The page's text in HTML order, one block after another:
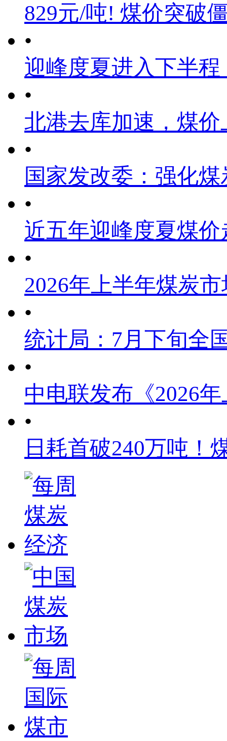
829元/吨! 煤价突破
•
迎峰度夏进入下半
•
北港去库加速，煤
•
国家发改委：强化
•
近五年迎峰度夏煤价
•
2026年上半年煤炭
•
统计局：7月下旬全
•
中电联发布《2026
•
日耗首破240万吨！